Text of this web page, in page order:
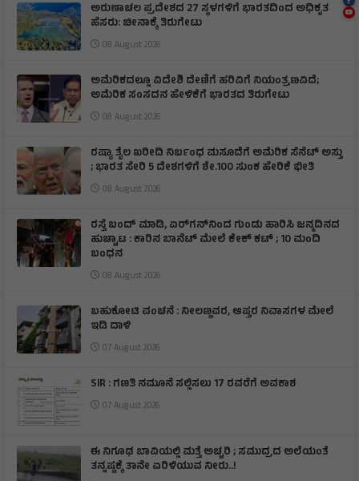
ಅರುಣಾಚಲ ಪ್ರದೇಶದ 27 ಸ್ಥಳಗಳಿಗೆ ಭಾರತದಿಂದ ಅಧಿಕೃತ
ಹೆಸರು: ಚೀನಾಕ್ಕೆ ತಿರುಗೇಟು
08 August 2026
ಅಮೆರಿಕದಲ್ಲೂ ವಿದೇಶಿ ದೇಣಿಗೆ ಹರಿವಿಗೆ ನಿಯಂತ್ರಣವಿದೆ;
ಅಮೆರಿಕ ಸಂಸದನ ಹೇಳಿಕೆಗೆ ಭಾರತದ ತಿರುಗೇಟು
08 August 2026
ರಷ್ಯಾ ತೈಲ ಖರೀದಿ ನಿರ್ಬಂಧ ಮಸೂದೆಗೆ ಅಮೆರಿಕ ಸೆನೆಟ್ ಅಸ್ತು
; ಭಾರತ ಸೇರಿ 5 ದೇಶಗಳಿಗೆ ಶೇ.100 ಸುಂಕ ಹೇರಿಕೆ ಭೀತಿ
08 August 2026
ರಸ್ತೆ ಬಂದ್ ಮಾಡಿ, ಏರ್‌ಗನ್‌ನಿಂದ ಗುಂಡು ಹಾರಿಸಿ ಜನ್ಮದಿನದ
ಹುಚ್ಚಾಟ : ಕಾರಿನ ಬಾನೆಟ್ ಮೇಲೆ ಕೇಕ್ ಕಟ್‌ ; 10 ಮಂದಿ
ಬಂಧನ
08 August 2026
ಬಹುಕೋಟಿ ವಂಚನೆ : ನೀಲಣ್ಣವರ, ಆಪ್ತರ ನಿವಾಸಗಳ ಮೇಲೆ
ಇಡಿ ದಾಳಿ
07 August 2026
SIR : ಗಣತಿ ನಮೂನೆ ಸಲ್ಲಿಸಲು 17 ರವರೆಗೆ ಅವಕಾಶ
07 August 2026
ಈ ನಿಗೂಢ ಬಾವಿಯಲ್ಲಿ ಮತ್ತೆ ಅಚ್ಚರಿ ; ಸಮುದ್ರದ ಅಲೆಯಂತೆ
ತನ್ನಷ್ಟಕ್ಕೆ ತಾನೇ ಏರಿಳಿಯುವ ನೀರು..!